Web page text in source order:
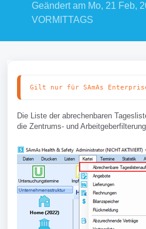
Geändert am Mo, 21 Feb,
VORMITTAGS
Gilt nur für SAmAs
Die Liste der abrechenbaren
die Zentrums- und